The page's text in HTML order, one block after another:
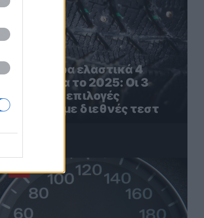
Τα καλύτερα ελαστικά 4
εποχών για το 2025: Οι 3
καλύτερες επιλογές
σύμφωνα με διεθνές τεστ
4